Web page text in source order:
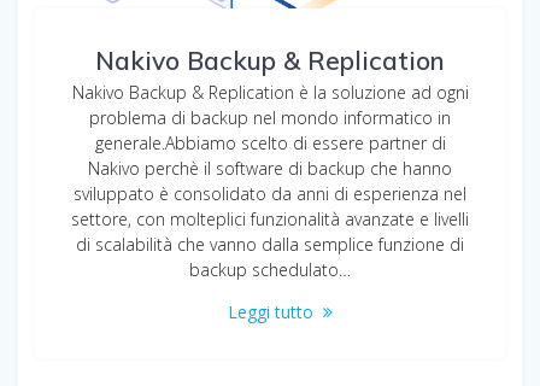
Nakivo Backup & Replication
Nakivo Backup & Replication è la soluzione ad ogni
problema di backup nel mondo informatico in
generale.Abbiamo scelto di essere partner di
Nakivo perchè il software di backup che hanno
sviluppato è consolidato da anni di esperienza nel
settore, con molteplici funzionalità avanzate e livelli
di scalabilità che vanno dalla semplice funzione di
backup schedulato…
Leggi tutto